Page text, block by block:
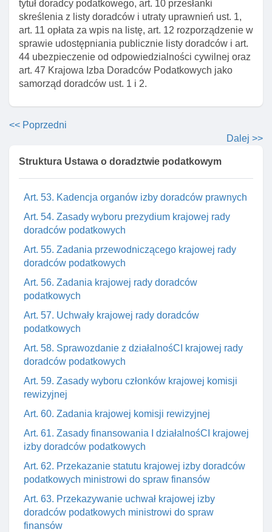
tytuł doradcy podatkowego, art. 10 przesłanki
skreślenia z listy doradców i utraty uprawnień ust. 1,
art. 11 opłata za wpis na listę, art. 12 rozporządzenie w
sprawie udostępniania publicznie listy doradców i art.
44 ubezpieczenie od odpowiedzialności cywilnej oraz
art. 47 Krajowa Izba Doradców Podatkowych jako
samorząd doradców ust. 1 i 2.
<< Poprzedni
Dalej >>
Struktura Ustawa o doradztwie podatkowym
Rozdział 8. SamorząD doradców podatkowych
Art. 47. Krajowa izba doradców podatkowych jako
samorząD doradców
Art. 48. Osobowość prawna samorządu doradców
Art. 49. Organy krajowej izby doradców podatkowych
Art. 51. Zadania krajowego zjazdu doradców
Art. 52. Uchwały krajowego zjazdu doradców
podatkowych
Art. 53. Kadencja organów izby doradców prawnych
Art. 54. Zasady wyboru prezydium krajowej rady
doradców podatkowych
Art. 55. Zadania przewodniczącego krajowej rady
doradców podatkowych
Art. 56. Zadania krajowej rady doradców
podatkowych
Art. 57. Uchwały krajowej rady doradców
podatkowych
Art. 58. Sprawozdanie z działalnośCI krajowej rady
doradców podatkowych
Art. 59. Zasady wyboru członków krajowej komisji
rewizyjnej
Art. 60. Zadania krajowej komisji rewizyjnej
Art. 61. Zasady finansowania I działalnośCI krajowej
izby doradców podatkowych
Art. 62. Przekazanie statutu krajowej izby doradców
podatkowych ministrowi do spraw finansów
Art. 63. Przekazywanie uchwał krajowej izby
doradców podatkowych ministrowi do spraw
finansów